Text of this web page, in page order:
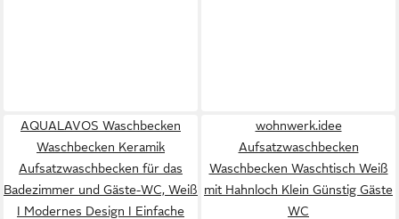
AQUALAVOS Waschbecken
Waschbecken Keramik
Aufsatzwaschbecken für das
Badezimmer und Gäste-WC, Weiß
I Modernes Design I Einfache
wohnwerk.idee
Aufsatzwaschbecken
Waschbecken Waschtisch Weiß
mit Hahnloch Klein Günstig Gäste
WC